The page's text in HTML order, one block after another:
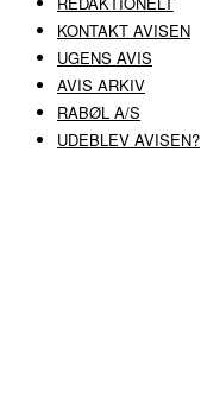
KONTAKT AVISEN
UGENS AVIS
AVIS ARKIV
RABØL A/S
UDEBLEV AVISEN?